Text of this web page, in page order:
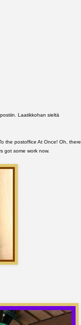
Laatikkohan sieltä
the postoffice At Once! Oh, there
got some work now.